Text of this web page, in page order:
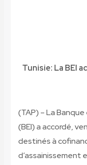
Tunisie: La BEI
(TAP) – La
(BEI) a accordé,
destinés à
d’assainissement